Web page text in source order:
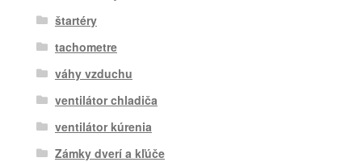
štartéry
tachometre
váhy vzduchu
ventilátor chladiča
ventilátor kúrenia
Zámky dverí a kľúče